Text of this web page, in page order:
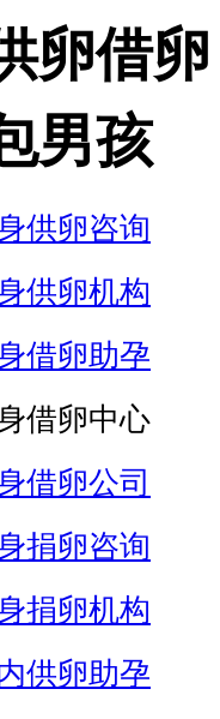
卵借卵
男孩
供卵咨询
供卵机构
借卵助孕
借卵中心
借卵公司
捐卵咨询
捐卵机构
供卵助孕